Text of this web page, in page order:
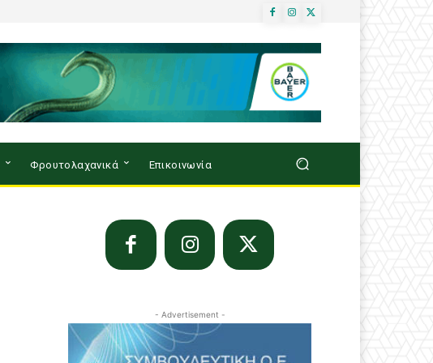
Φρουτολαχανικά Επικοινωνία
- Advertisement -